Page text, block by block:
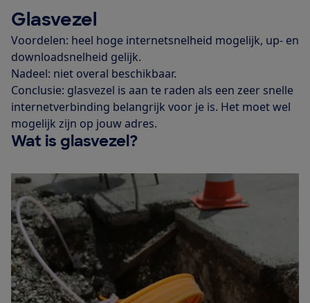
Glasvezel
Voordelen: heel hoge internetsnelheid mogelijk, up- en
downloadsnelheid gelijk.
Nadeel: niet overal beschikbaar.
Conclusie: glasvezel is aan te raden als een zeer snelle
internetverbinding belangrijk voor je is. Het moet wel
mogelijk zijn op jouw adres.
Wat is glasvezel?